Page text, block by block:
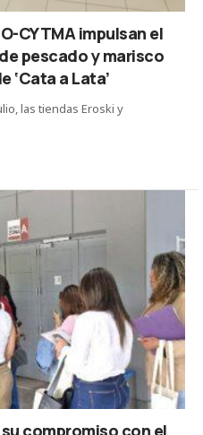
CYTMA impulsan el
pescado y marisco
‘Cata a Lata’
las tiendas Eroski y